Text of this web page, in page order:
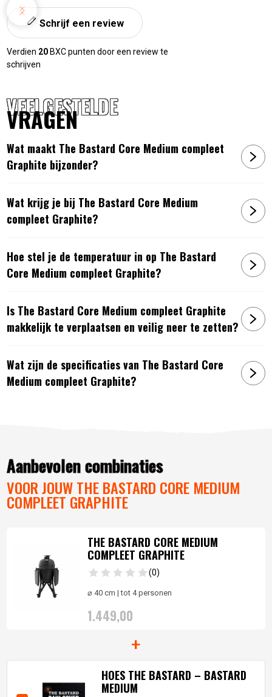
The Bastard medium core
Multi level systeem:
controleer twee temperaturen
Twee halve RVS grillroosters 6mm dik
RVS ash lifter
Gietijzeren topventilatieschijf
Infinity fiberglass vilt
Onderstel van staal op zwenkwielen inclusief 2 met
rem
20 jaar beperkte garantie op de keramische buiten- en
SPECIFICATIES
Kleur: Graphite
Totaal gewicht: 139 kg
Artikelnummer: 8720882128402
Schrijf een review
Verdien 20 BXC punten door een review te
schrijven
VEELGESTELDE
VRAGEN
Wat maakt The Bastard Core Medium compleet
Graphite bijzonder?
Wat krijg je bij The Bastard Core Medium
compleet Graphite?
Hoe stel je de temperatuur in op The Bastard
Core Medium compleet Graphite?
Is The Bastard Core Medium compleet Graphite
makkelijk te verplaatsen en veilig neer te zetten?
Wat zijn de specificaties van The Bastard Core
Medium compleet Graphite?
Aanbevolen combinaties
VOOR JOUW THE BASTARD CORE MEDIUM
COMPLEET GRAPHITE
THE BASTARD CORE MEDIUM
COMPLEET GRAPHITE
(0)
⌀ 40 cm | tot 4 personen
1.449,00
+
HOES THE BASTARD – BASTARD
MEDIUM